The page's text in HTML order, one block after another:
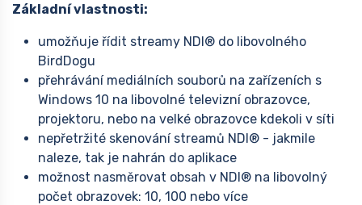
Základní vlastnosti:
umožňuje řídit streamy NDI® do libovolného
BirdDogu
přehrávání mediálních souborů na zařízeních s
Windows 10 na libovolné televizní obrazovce,
projektoru, nebo na velké obrazovce kdekoli v síti
nepřetržité skenování streamů NDI® - jakmile
naleze, tak je nahrán do aplikace
možnost nasměrovat obsah v NDI® na libovolný
počet obrazovek: 10, 100 nebo více